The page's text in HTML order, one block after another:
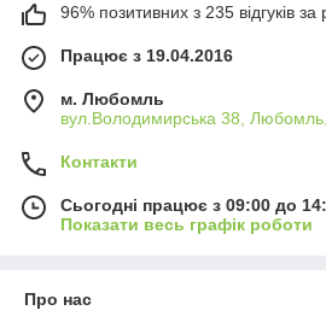
96% позитивних з 235 відгуків за
Працює з 19.04.2016
м. Любомль
вул.Володимирська 38, Любомль,
Контакти
Сьогодні працює з 09:00 до
Показати весь графік роботи
Про нас